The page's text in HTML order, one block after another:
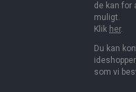
de kan for
muligt.
Klik her.
Du kan
som vi